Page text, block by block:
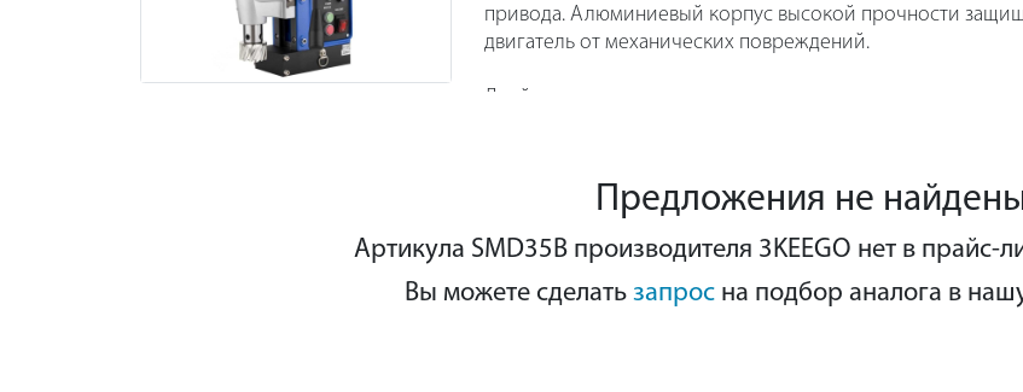
привода. Алюминиевый корпус высокой прочности
двигатель от механических повреждений.
Двойные направляющие упрощают регулировку
поверхности во время работ на высоте.
Встроенная система подачи СОЖ своевременно охлаждает
давая ему перегреваться. Оборудование поставляется в
кейсе для компактного хранения и удобной переноски.
Предложения не
Артикула SMD35B производителя 3KEEGO нет в прайс-
Вы можете сделать запросна подбор аналога в